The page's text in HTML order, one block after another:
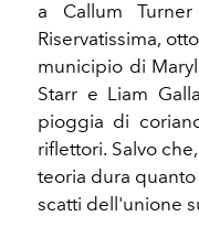
a Callum
Riservatissima,
municipio di
Starr e Liam
pioggia di
riflettori. Salvo
teoria dura
scatti dell'unione